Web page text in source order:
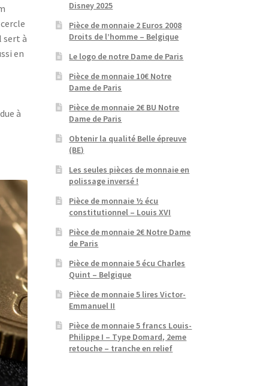
sert à
en
à
Disney 2025
Pièce de monnaie 2 Euros 2008
Droits de l’homme – Belgique
Le logo de notre Dame de Paris
Pièce de monnaie 10€ Notre
Dame de Paris
Pièce de monnaie 2€ BU Notre
Dame de Paris
Obtenir la qualité Belle épreuve
(BE)
Les seules pièces de monnaie en
polissage inversé !
Pièce de monnaie ½ écu
constitutionnel – Louis XVI
Pièce de monnaie 2€ Notre Dame
de Paris
Pièce de monnaie 5 écu Charles
Quint – Belgique
Pièce de monnaie 5 lires Victor-
Emmanuel II
Pièce de monnaie 5 francs Louis-
Philippe I – Type Domard, 2eme
retouche – tranche en relief